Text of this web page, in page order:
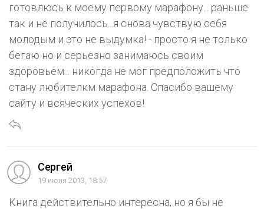
готовлюсь к моему первому марафону... раньше
так и не получилось...я снова чувствую себя
молодым и это не выдумка! - просто я не только
бегаю но и серьезно занимаюсь своим
здоровьем... никогда не мог предположить что
стану любителкм марафона. Спасибо вашему
сайту и всяческих успехов!
Сергей
19 июня 2013, 18:57
Книга действительно интересна, но я бы не